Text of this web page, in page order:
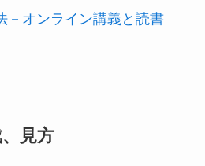
－オンライン講義と読書
見方